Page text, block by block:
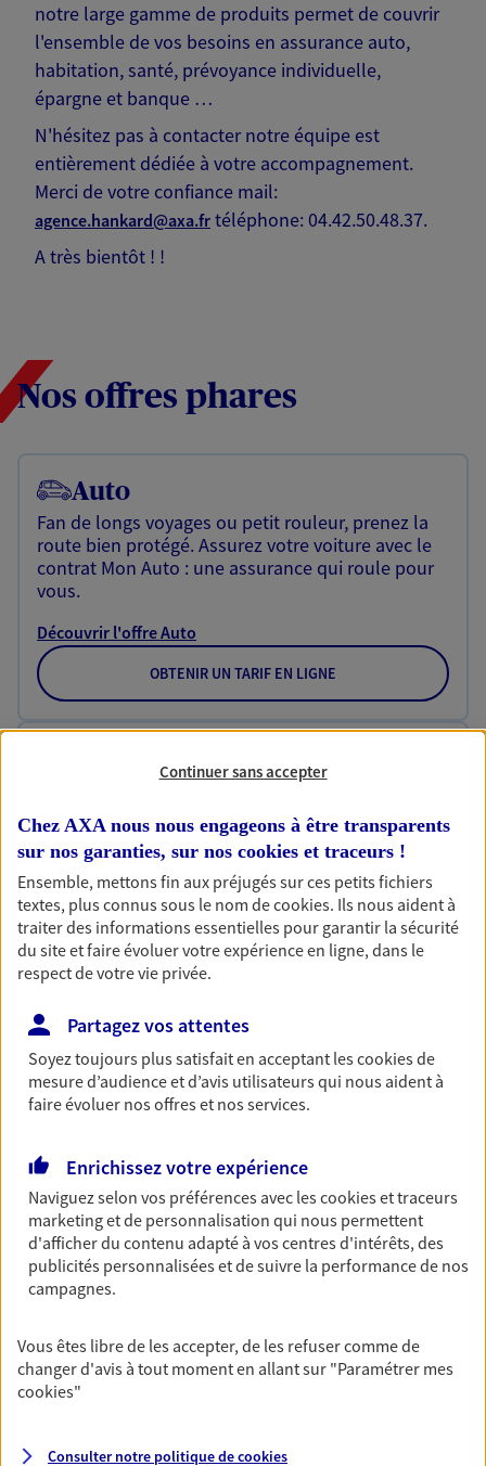
notre large gamme de produits permet de couvrir
l'ensemble de vos besoins en assurance auto,
habitation, santé, prévoyance individuelle,
épargne et banque …
N'hésitez pas à contacter notre équipe est
entièrement dédiée à votre accompagnement.
Merci de votre confiance mail:
agence.hankard@axa.fr téléphone: 04.42.50.48.37.
A très bientôt ! !
Nos offres phares
Auto
Fan de longs voyages ou petit rouleur, prenez la
route bien protégé. Assurez votre voiture avec le
contrat Mon Auto : une assurance qui roule pour
vous.
Découvrir l'offre Auto
OBTENIR UN TARIF EN LIGNE
Habitation
Votre logement est unique, comme vous. Le
contrat Ma Maison assure votre sérénité en
protégeant ce qui vous tient à coeur.
Découvrir l'offre Habitation
OBTENIR UN TARIF EN LIGNE
Bricoleuse, féru de jardinage, pâtissier en herbe
ou grande lectrice… personne n'est à l'abri d'un
accident du quotidien. Avec Ma Protection
Accident, protégez votre qualité de vie et vos
Découvrir l'offre Garantie Accidents de la Vie
OBTENIR UN TARIF EN LIGNE
Multirisque Entreprise
assurance multirisque entreprise. Un contrat
unique pour protéger vos locaux, matériels pro,
équipements et stocks… sans oublier votre
Découvrir l'offre Multirisque Entreprise
Continuer sans accepter
Chez AXA nous nous engageons à être transparents
sur nos garanties, sur nos cookies et traceurs !
Ensemble, mettons fin aux préjugés sur ces petits fichiers
textes, plus connus sous le nom decookies. Ils nous aident à
traiter des informations essentielles pour garantir la sécurité
du site et faire évoluer votre expérience en ligne, dans le
respect de votre vie privée.
Partagez vos attentes
Soyez toujours plus satisfait en acceptant lescookiesde
mesure d’audience et d’avis utilisateurs qui nous aident à
faire évoluer nos offres et nos services.
Enrichissez votre expérience
Naviguez selon vos préférences avec lescookies et traceurs
marketing et de personnalisation qui nous permettent
d'afficher du contenu adapté à vos centres d'intérêts, des
publicités personnalisées et de suivre la performance de nos
campagnes.
Vous êtes libre de les accepter, de les refuser comme de
changer d'avis à tout moment en allant sur "Paramétrer mes
cookies"
Consulter notre politique decookies